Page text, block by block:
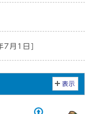
7月1日]
表示